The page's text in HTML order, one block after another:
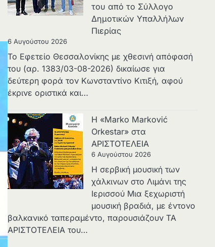
του από το Σύλλογο
Δημοτικών Υπαλλήλων
Πιερίας
6 Αυγούστου 2026
Το Εφετείο Θεσσαλονίκης με χθεσινή απόφασή
του (αρ. 1383/03-08-2026) δικαίωσε για
δεύτερη φορά τον Κωνσταντίνο Κιτιξή, αφού
έκρινε οριστικά και…
Η «Marko Marković
Orkestar» στα
ΑΡΙΣΤΟΤΕΛΕΙΑ
6 Αυγούστου 2026
Η σερβική μουσική των
χάλκινων στο Λιμάνι της
Ιερισσού Μια ξεχωριστή
μουσική βραδιά, με έντονο
βαλκανικό ταπεραμέντο, παρουσιάζουν ΤΑ
ΑΡΙΣΤΟΤΕΛΕΙΑ του…